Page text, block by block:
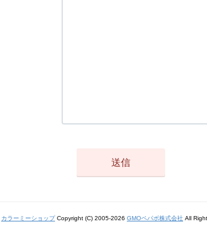
カラーミーショップCopyright (C) 2005-2026 GMOペパボ株式会社 All